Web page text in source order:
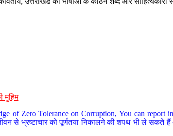
मुहिम
of Zero Tolerance on Corruption, You can report
से भ्रष्टाचार को पूर्णतया निकालने की शपथ भी ले सकते हैं